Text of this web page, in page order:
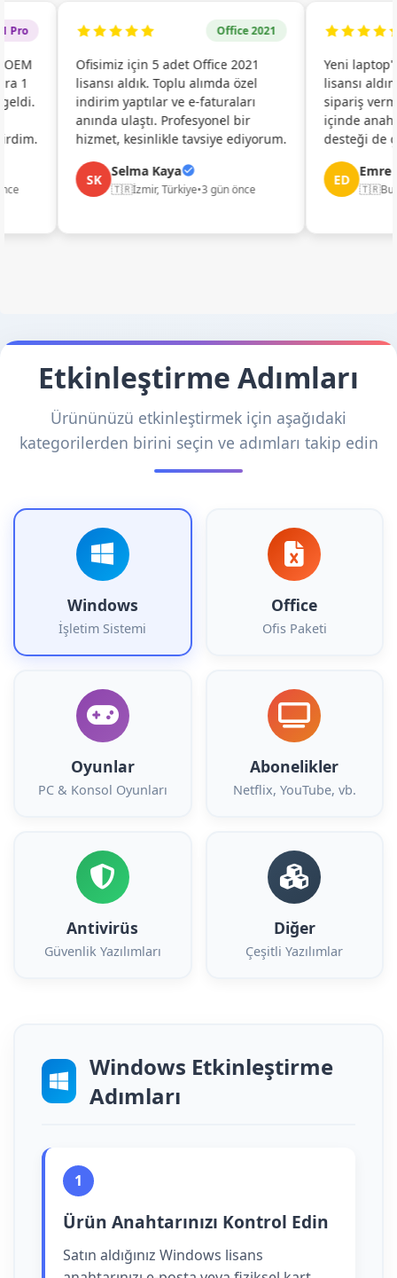
Office 2021
Ofisimiz için 5 adet Office 2021
lisansı aldık. Toplu alımda özel
indirim yaptılar ve e-faturaları
anında ulaştı. Profesyonel bir
hizmet, kesinlikle tavsiye ediyorum.
SK
Selma Kaya
🇹🇷İzmir, Türkiye•3 gün önce
Yeni
lisansı aldım.
sipariş
içinde
desteği de çok
ED
Emre
🇹🇷Bursa,
Etkinleştirme Adımları
Ürününüzü etkinleştirmek için aşağıdaki
kategorilerden birini seçin ve adımları takip edin
Windows
İşletim Sistemi
Office
Ofis Paketi
Oyunlar
PC & Konsol Oyunları
Abonelikler
Netflix, YouTube, vb.
Antivirüs
Güvenlik Yazılımları
Diğer
Çeşitli Yazılımlar
Windows Etkinleştirme
Adımları
1
Ürün Anahtarınızı Kontrol Edin
Satın aldığınız Windows lisans